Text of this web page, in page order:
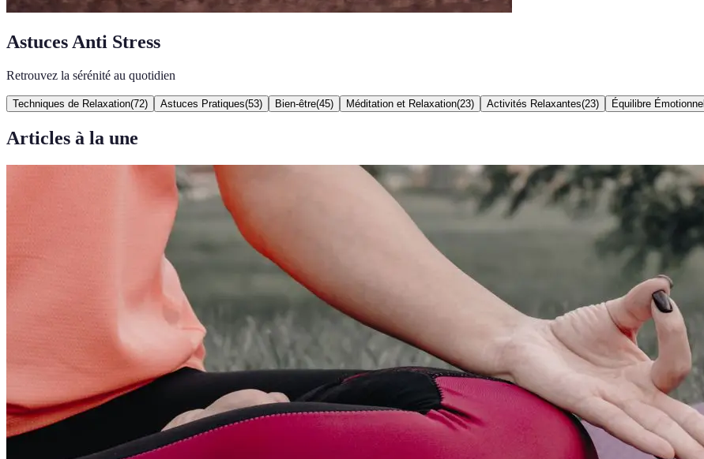
Astuces Anti Stress
Retrouvez la sérénité au quotidien
Techniques de Relaxation(72) Astuces Pratiques(53) Bien-être(45) Méditation et Relaxation(23) Activités Relaxantes(23) Équilibre Émotionnel
Articles à la une